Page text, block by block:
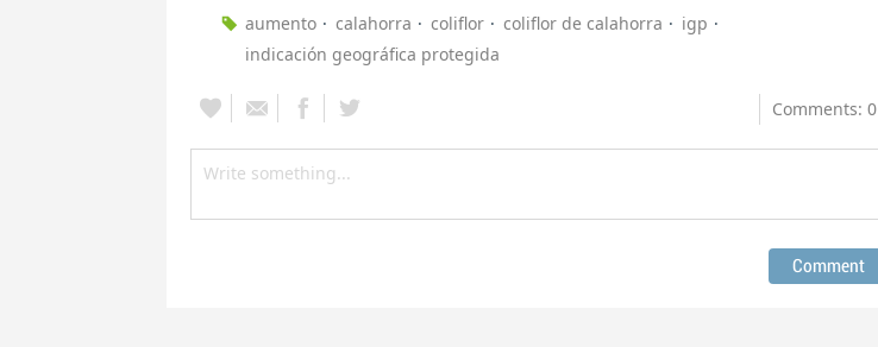
aumento
calahorra coliflor coliflor de calahorra
igp
indicación geográfica protegida
Comments: 0